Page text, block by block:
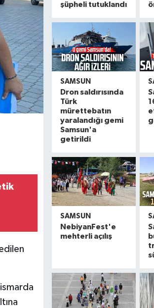
şüpheli tutuklandı
SAMSUN
Dron saldırısında
Türk
mürettebatın
yaralandığı gemi
Samsun'a
getirildi
SAMSUN
NebiyanFest'e
mehterli açılış